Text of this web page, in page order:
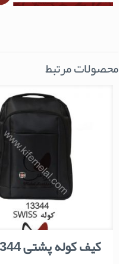
محصولات مرتبط
کیف کوله پشتی 13344